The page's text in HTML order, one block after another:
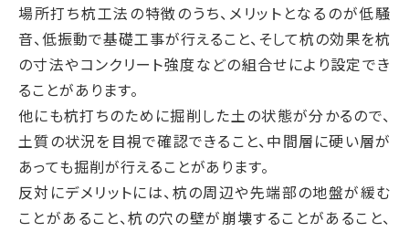
場所打ち杭工法の特徴のうち、メリットとなるのが低騒
音、低振動で基礎工事が行えること、そして杭の効果を杭
の寸法やコンクリート強度などの組合せにより設定でき
ることがあります。
他にも杭打ちのために掘削した土の状態が分かるので、
土質の状況を目視で確認できること、中間層に硬い層が
あっても掘削が行えることがあります。
反対にデメリットには、杭の周辺や先端部の地盤が緩む
ことがあること、杭の穴の壁が崩壊することがあること、